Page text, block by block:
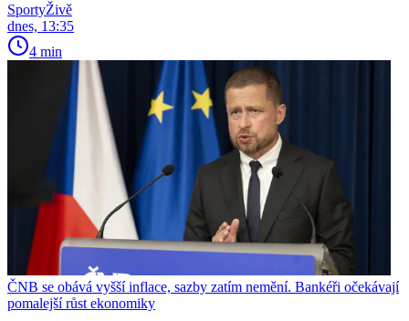
SportyŽivě
dnes, 13:35
4 min
ČNB se obává vyšší inflace, sazby zatím nemění. Bankéři očekávají
pomalejší růst ekonomiky